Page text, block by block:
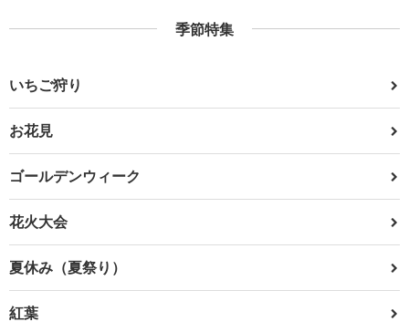
季節特集
いちご狩り
お花見
ゴールデンウィーク
花火大会
夏休み（夏祭り）
紅葉